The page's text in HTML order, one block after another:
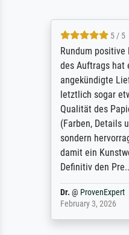
5 / 5
Rundum positive
des Auftrags hat
angekündigte
letztlich sogar
Qualität des
(Farben, Details
sondern
damit ein
Definitiv den Pre...
@ ProvenExpert
February 3, 2026